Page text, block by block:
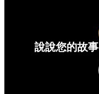
說說您的故事